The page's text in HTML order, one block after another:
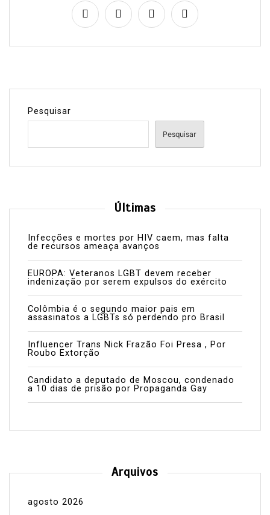
Pesquisar
Pesquisar
Últimas
Infecções e mortes por HIV caem, mas falta
de recursos ameaça avanços
EUROPA: Veteranos LGBT devem receber
indenização por serem expulsos do exército
Colômbia é o segundo maior pais em
assasinatos a LGBTs só perdendo pro Brasil
Influencer Trans Nick Frazão Foi Presa , Por
Roubo Extorção
Candidato a deputado de Moscou, condenado
a 10 dias de prisão por Propaganda Gay
Arquivos
agosto 2026